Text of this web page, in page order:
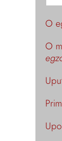
O
O